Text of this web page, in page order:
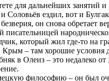
для дальнейших занятий
Соловьёв ездил, вот и
он снова обретает
писательницей
который жил где-то на
– там хорошие условия
вОлеиз – это недалеко
философию – он был